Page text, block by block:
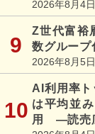
2026年8月4日
Z世代富裕
数グルー
2026年8月5日
AI利用率
は平均並
用 ―読売